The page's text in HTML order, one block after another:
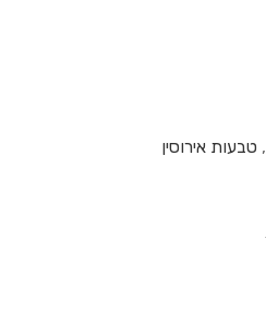
, טבעות אירוסין